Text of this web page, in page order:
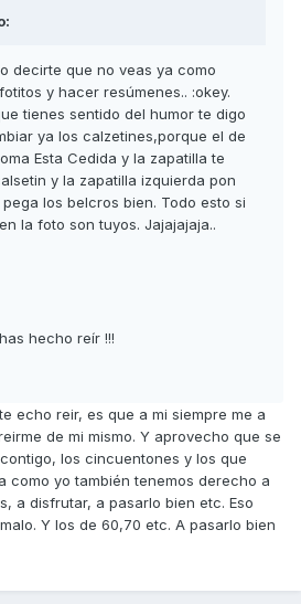
decirte que no veas ya como
y hacer resúmenes.. :okey.
tienes sentido del humor te digo
ya los calzetines,porque el de
Esta Cedida y la zapatilla te
y la zapatilla izquierda pon
los belcros bien. Todo esto si
la foto son tuyos. Jajajajaja..
hecho reír !!!
echo reir, es que a mi siempre me a
de mi mismo. Y aprovecho que se
los cincuentones y los que
como yo también tenemos derecho a
a disfrutar, a pasarlo bien etc. Eso
Y los de 60,70 etc. A pasarlo bien